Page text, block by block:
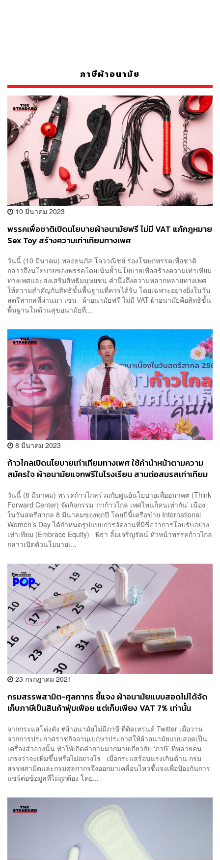
ภาษีผ้าอนามัย
10 มีนาคม 2023
พรรคเพื่อชาติเปิดนโยบายผ้าอนามัยฟรี ไม่มี VAT แก้กฎหมาย
Sex Toy สร้างความเท่าเทียมทางเพศ
วันนี้ (10 มีนาคม) พลอยนภัส โจววณิชย์ รองโฆษกพรรคเพื่อชาติ
กล่าวถึงนโยบายของพรรคโดยเน้นย้ำนโยบายเพื่อสร้างความเท่าเทียม
ทางเพศและส่งเสริมสิทธิมนุษยชน คำนึงถึงความหลากหลายทางเพศ
ให้ความสำคัญกับสิทธิขั้นพื้นฐานที่ควรได้รับ โดยเฉพาะอย่างยิ่งในวัน
สตรีสากลที่ผ่านมา เช่น ผ้าอนามัยฟรี ไม่มี VAT ผ้าอนามัยคือสิทธิขั้น
พื้นฐานในด้านสุขอนามัยที่...
8 มีนาคม 2023
ก้าวไกลเปิดนโยบายเท่าเทียมทางเพศ ใช้คำนำหน้าตามความ
สมัครใจ ผ้าอนามัยแจกฟรีในโรงเรียน สานต่อสมรสเท่าเทียม
วันนี้ (8 มีนาคม) พรรคก้าวไกลร่วมกับศูนย์นโยบายเพื่ออนาคต (Think
Forward Center) จัดกิจกรรม ‘กาก้าวไกล เพศไหนก็คนเท่ากัน’ เนื่อง
ในวันสตรีสากล 8 มีนาคมของทุกปี โดยปีนี้เครือข่าย International
Women’s Day ได้กำหนดรูปแบบการจัดงานที่มีชื่อว่าการโอบรับอย่าง
เท่าเทียม (Embrace Equity) พิธา ลิ้มเจริญรัตน์ หัวหน้าพรรคก้าวไกล
กล่าวเปิดตัวนโยบายเ...
23 กรกฎาคม 2021
กรมสรรพสามิต-ศุลกากร ชี้แจง ผ้าอนามัยแบบสอดไม่ได้จัด
เก็บภาษีเป็นสินค้าฟุ่มเฟือย แต่เก็บเพียง VAT 7% เท่านั้น
จากกระแสโด่งดัง #ผ้าอนามัยไม่มีภาษี ที่ติดเทรนด์ Twitter เมื่อวาน
จากการประกาศราชกิจจานุเบกษาประกาศให้ผ้าอนามัยแบบสอดเป็น
เครื่องสำอางนั้น ทำให้เกิดคำถามมากมายเกี่ยวกับ ‘ภาษี’ ที่หลายคน
เกรงว่าจะเพิ่มขึ้นหรือไม่อย่างไร เมื่อกระแสร้อนแรงเกินต้าน กรม
สรรพสามิตและกรมศุลกากรจึงออกมาเคลื่อนไหวชี้แจงเพื่อป้องกันการ
แชร์ต่อข้อมูลที่ไม่ถูกต้อง โดย...